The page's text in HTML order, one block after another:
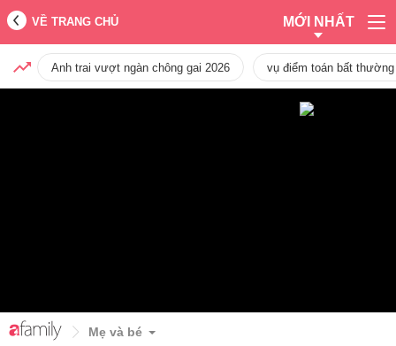
VỀ TRANG CHỦ MỚI NHẤT
Anh trai vượt ngàn chông gai 2026 vụ điểm toán bất
Mẹ và bé